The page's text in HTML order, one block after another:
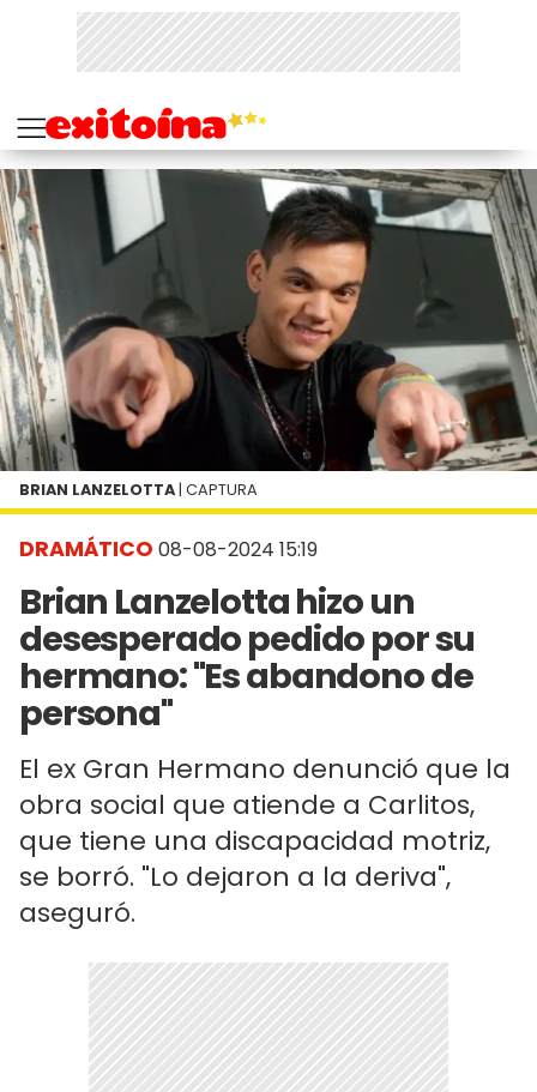
DRAMÁTICO 08-08-2024 15:19
Brian Lanzelotta hizo un
desesperado pedido por su
hermano: "Es abandono de
persona"
El ex Gran Hermano denunció que la
obra social que atiende a Carlitos,
que tiene una discapacidad motriz,
se borró. "Lo dejaron a la deriva",
aseguró.
BRIAN LANZELOTTA | CAPTURA